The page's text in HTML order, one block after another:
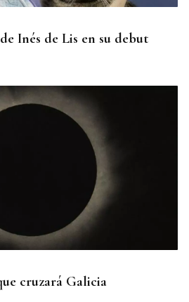
Inés de Lis en su debut
cruzará Galicia